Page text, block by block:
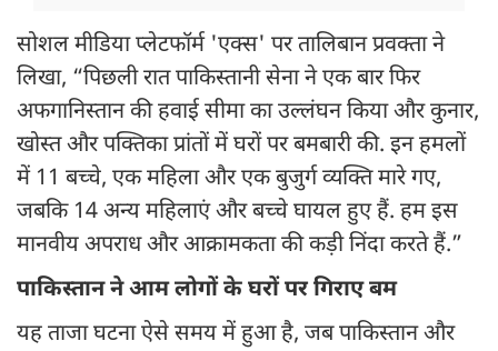
सोशल मीडिया प्लेटफॉर्म 'एक्‍स' पर तालिबान प्रवक्ता ने
लिखा, “पिछली रात पाकिस्तानी सेना ने एक बार फिर
अफगानिस्तान की हवाई सीमा का उल्लंघन किया और कुनार,
खोस्त और पक्तिका प्रांतों में घरों पर बमबारी की. इन हमलों
में 11 बच्चे, एक महिला और एक बुजुर्ग व्यक्ति मारे गए,
जबकि 14 अन्य महिलाएं और बच्चे घायल हुए हैं. हम इस
मानवीय अपराध और आक्रामकता की कड़ी निंदा करते हैं.”
पाकिस्तान ने आम लोगों के घरों पर गिराए बम
यह ताजा घटना ऐसे समय में हुआ है, जब पाकिस्तान और